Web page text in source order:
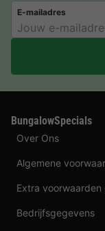
E-mailadres
BungalowSpecials
Over Ons
Algemene
Extra voorwaarden
Bedrijfsgegevens